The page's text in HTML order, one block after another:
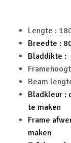
Lengte :
Breedte :
Bladdikte :
Beam
Bladkleur :
te maken
Frame
maken